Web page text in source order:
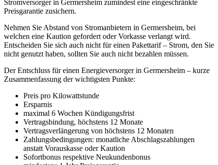
Stromversorger in Germersheim zumindest eine eingeschränkte
Preisgarantie zusichern.
Nehmen Sie Abstand von Stromanbietern in Germersheim, bei
welchen eine Kaution gefordert oder Vorkasse verlangt wird.
Entscheiden Sie sich auch nicht für einen Pakettarif – Strom, den Sie
nicht genutzt haben, sollten Sie auch nicht bezahlen müssen.
Der Entschluss für einen Energieversorger in Germersheim – kurze
Zusammenfassung der wichtigsten Punkte:
Preis pro Kilowattstunde
Ersparnis
maximal 6 Wochen Kündigungsfrist
Vertragsbindung, höchstens 12 Monate
Vertragsverlängerung von höchstens 12 Monaten
Zahlungsbedingungen: monatliche Abschlagszahlungen
anstatt Vorauskasse oder Kaution
Sofortbonus respektive Neukundenbonus